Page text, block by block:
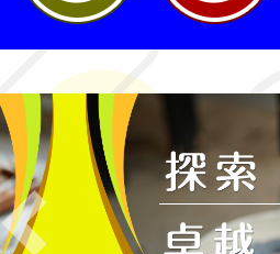
Previous